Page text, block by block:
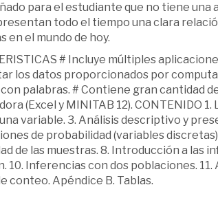
para el estudiante que no tiene una
todo el tiempo una clara
en el mundo de hoy.
# Incluye múltiples
los datos proporcionados por
palabras. # Contiene gran cantidad
(Excel y MINITAB 12). CONTENIDO
variable. 3. Análisis descriptivo y
de probabilidad (variables
de las muestras. 8. Introducción a las
10. Inferencias con dos poblaciones.
conteo. Apéndice B. Tablas.